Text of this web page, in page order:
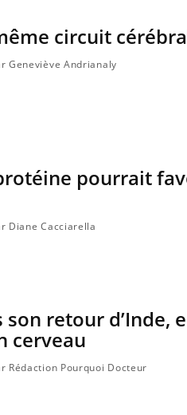
circuit
Geneviève Andrianaly
pourrait
Diane Cacciarella
retour d’Inde,
cerveau
Rédaction Pourquoi Docteur
! D'un côté, poser des
d'un proche c'est montrer ...